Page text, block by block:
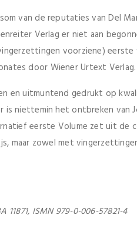
van de reputaties van Del
Verlag er niet aan
voorziene)
door Wiener Urtext Verlag.
en uitmuntend gedrukt op
is niettemin het ontbreken van
eerste Volume zet uit de
maar zowel met
ISMN 979-0-006-57821-4